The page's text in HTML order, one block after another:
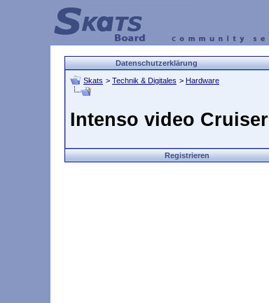
Datenschutzerklärung
Skats > Technik & Digitales > Hardware
Intenso video Cruiser
Registrieren